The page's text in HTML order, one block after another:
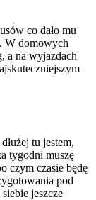
co dało mu
W domowych
a na wyjazdach
tu jestem,
tygodni muszę
czym czasie będę
pod
jeszcze